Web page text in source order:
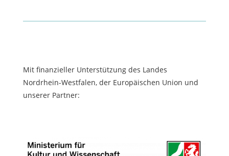
Mit finanzieller Unterstützung des Landes
Nordrhein-Westfalen, der Europäischen Union und
unserer Partner: